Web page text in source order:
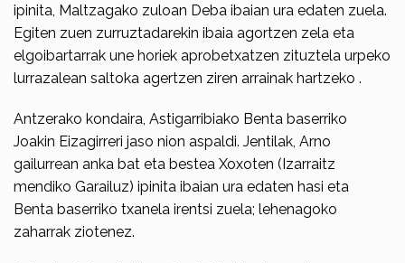
ipinita, Maltzagako zuloan Deba ibaian ura edaten zuela.
Egiten zuen zurruztada­rekin ibaia agortzen zela eta
elgoibarta­rrak une horiek aprobetxatzen zituztela urpeko
lurrazalean saltoka agertzen ziren arrainak hartzeko .
Antzerako kondaira, Astigarribiako Benta baserriko
Joakin Eizagirreri jaso nion aspaldi. Jentilak, Arno
gailurrean anka bat eta bestea Xoxoten (Izarraitz
mendiko Garailuz) ipinita ibaian ura edaten hasi eta
Benta baserriko txanela irentsi zuela; lehenagoko
zaharrak ziotenez.